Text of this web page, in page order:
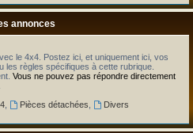
annonces
le 4x4. Postez ici, et uniquement ici, vos
les règles spécifiques à cette rubrique.
Vous ne pouvez pas répondre directement
, Pièces détachées
Divers